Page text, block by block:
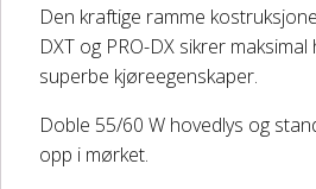
Toro Snøfres
DELER OG TILBEHØR
Den kraftige ramme
DXT og PRO-DX sikrer
superbe kjøreegenskaper.
Doble 55/60 W hovedlys og
opp i mørket.